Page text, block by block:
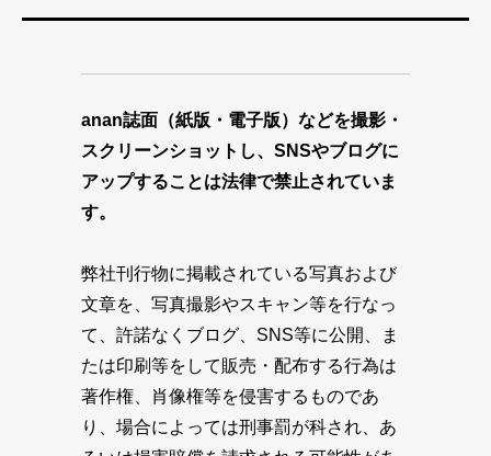
anan誌面（紙版・電子版）などを撮影・
スクリーンショットし、SNSやブログに
アップすることは法律で禁止されていま
す。
弊社刊行物に掲載されている写真および
文章を、写真撮影やスキャン等を行なっ
て、許諾なくブログ、SNS等に公開、ま
たは印刷等をして販売・配布する行為は
著作権、肖像権等を侵害するものであ
り、場合によっては刑事罰が科され、あ